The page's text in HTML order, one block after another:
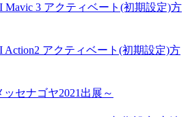
Mavic 3 アクティベート(初期設定)方
Action2 アクティベート(初期設定)方
セナゴヤ2021出展～